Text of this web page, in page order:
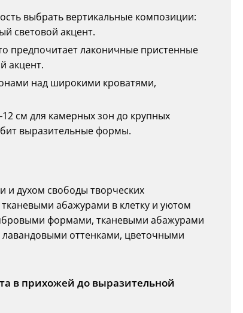
выбрать вертикальные композиции:
световой акцент.
предпочитает лаконичные пристенные
акцент.
над широкими кроватями,
см для камерных зон до крупных
выразительные формы.
духом свободы творческих
абажурами в клетку и уютом
формами, тканевыми абажурами
оттенками, цветочными
в прихожей до выразительной